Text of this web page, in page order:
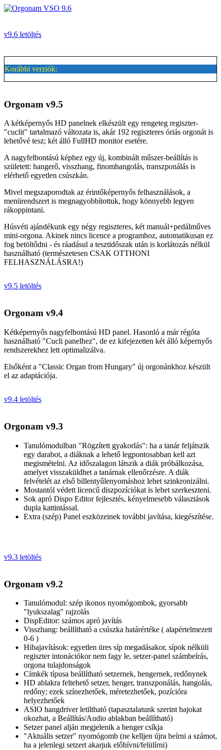
v9.6 letöltés
Korábbi verziók:
Orgonam v9.5
A kétképernyős HD panelnek elkészült egy rengeteg regiszter-
"cuclit" tartalmazó változata is, akár 192 regiszteres óriás orgonát is
lehetővé tesz; két álló FullHD monitor esetére.
A nagyfelbontású képhez egy új, kombinált műszer-beállítás is
született: hangerő, visszhang, finomhangolás, transzponálás is
elérhető egyetlen csúszkán.
Mivel megszaporodtak az érintőképernyős felhasználások, a
menürendszert is megnagyobbítottuk, hogy könnyebb legyen
rákoppintani.
Húsvéti ajándékunk egy négy regiszteres, két manuál+pedálműves
mini-orgona. Akinek nincs licence a programhoz, automatikusan ez
fog betöltődni - és ráadásul a tesztidőszak után is korlátozás nélkül
használható (természetesen CSAK OTTHONI
FELHASZNÁLÁSRA!)
v9.5 letöltés
Orgonam v9.4
Kétképernyős nagyfelbontású HD panel. Hasonló a már régóta
használható "Cucli panelhez", de ez kifejezetten két álló képernyős
rendszerekhez lett optimalizálva.
Elsőként a "Classic Organ from Hungary" új orgonánkhoz készült
el az adaptációja.
v9.4 letöltés
Orgonam v9.3
Tanulómodulban "Rögzített gyakorlás": ha a tanár feljátszik
egy darabot, a diáknak a lehető legpontosabban kell azt
megismételni. Az időszalagon látszik a diák próbálkozása,
amelyet visszaküldhet a tanárnak ellenőrzésre. A diák
felvételét az első billentyűlenyomáshoz lehet szinkronizálni.
Mostantól védett licencű diszpozíciókat is lehet szerkeszteni.
Sok apró Dispo Editor fejlesztés, kényelmesebb választások
dupla kattintással.
Extra (szép) Panel eszközeinek további javítása, kiegészítése.
v9.3 letöltés
Orgonam v9.2
Tanulómodul: szép ikonos nyomógombok, gyorsabb
"lyukszalag" rajzolás
DispEditor: számos apró javítás
Visszhang: beállítható a csúszka határértéke ( alapértelmezett
0-6 )
Hibajavítások: egyetlen üres síp megadásakor, sípok nélküli
regiszter intonációkor nem fagy le, setzer-panel számbeírás,
orgona tulajdonságok
Címkék típusa beállítható setzernek, hengernek, redőnynek
HD ablakra feltehető setzer, henger, transzponálás, hangolás,
redőny; ezek színezhetőek, méretezhetőek, pozícióra
helyezhetőek
ASIO hangdriver letiltható (tapasztalatunk szerint bajokat
okozhat, a Beállítás/Audio ablakban beállítható)
Setzer panel alján megjelenik a henger csíkja
"Aktuális setzer" nyomógomb (ne kelljen újra beírni a számot,
ha a jelenlegi setzert akarjuk előhívni/felülírni)